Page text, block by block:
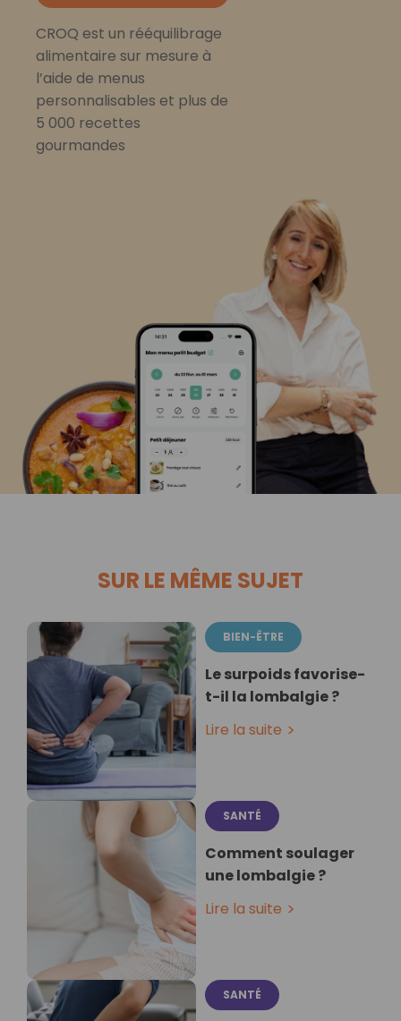
CROQ est un rééquilibrage
alimentaire sur mesure à
l’aide de menus
personnalisables et plus de
5 000 recettes
gourmandes
SUR LE MÊME SUJET
BIEN-ÊTRE
Le surpoids favorise-
t-il la lombalgie ?
Lire la suite
SANTÉ
Comment soulager
une lombalgie ?
Lire la suite
SANTÉ